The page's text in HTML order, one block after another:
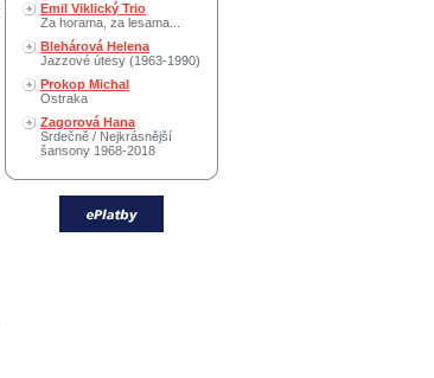
Emil Viklický Trio
Za horama, za lesama...
Blehárová Helena
Jazzové útesy (1963-1990)
Prokop Michal
Ostraka
Zagorová Hana
Srdečně / Nejkrásnější
šansony 1968-2018